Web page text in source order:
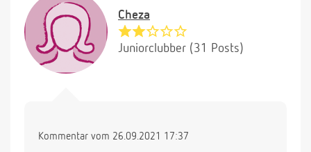
Cheza
Juniorclubber (31 Posts)
Kommentar vom 26.09.2021 17:37